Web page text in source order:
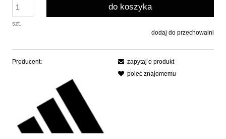
szt.
do koszyka
dodaj do przechowalni
Producent:
zapytaj o produkt
poleć znajomemu